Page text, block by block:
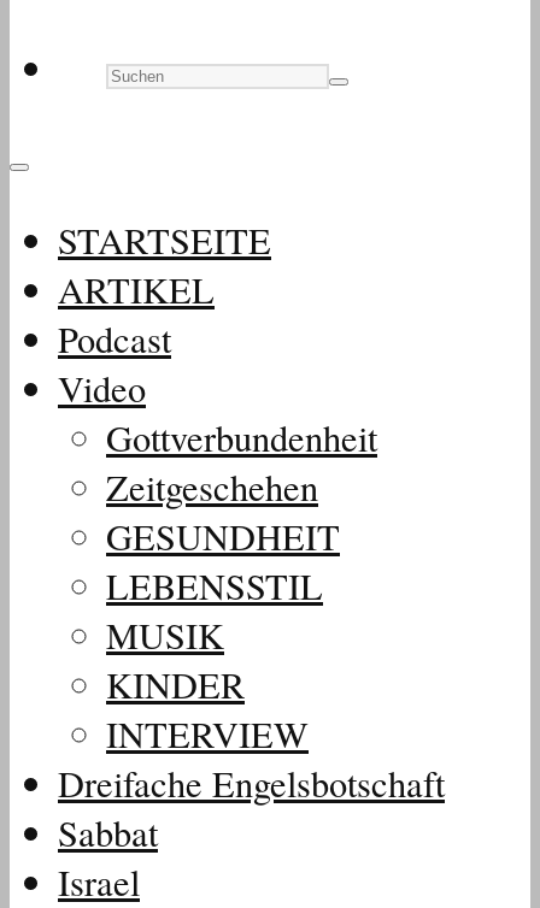
STARTSEITE
ARTIKEL
Podcast
Video
Gottverbundenheit
Zeitgeschehen
GESUNDHEIT
LEBENSSTIL
MUSIK
KINDER
INTERVIEW
Dreifache Engelsbotschaft
Sabbat
Israel